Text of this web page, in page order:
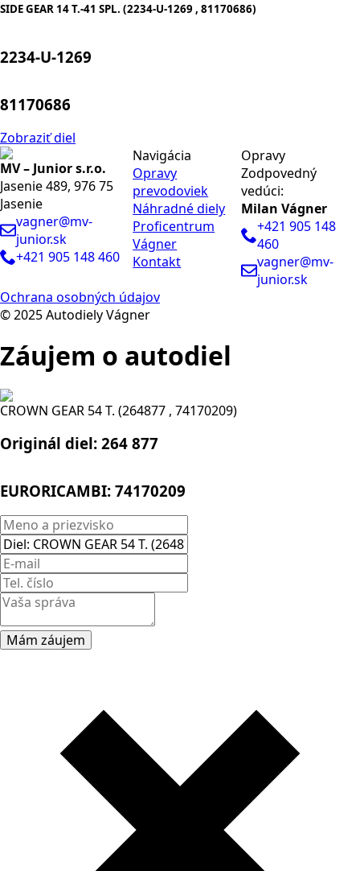
SIDE GEAR 14 T.-41 SPL. (2234-U-1269 , 81170686)
2234-U-1269
81170686
Zobraziť diel
MV – Junior s.r.o.
Jasenie 489, 976 75
Jasenie
vagner@mv-
junior.sk
+421 905 148 460
Navigácia
Opravy
prevodoviek
Náhradné diely
Proficentrum
Vágner
Kontakt
Opravy
Zodpovedný
vedúci:
Milan Vágner
+421 905 148
460
vagner@mv-
junior.sk
Ochrana osobných údajov
© 2025 Autodiely Vágner
Záujem o autodiel
CROWN GEAR 54 T. (264877 , 74170209)
Originál diel: 264 877
EURORICAMBI: 74170209
Mám záujem